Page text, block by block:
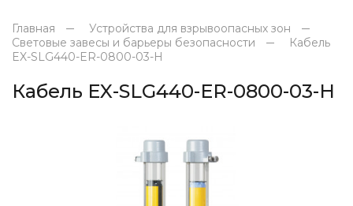
Главная
Устройства для взрывоопасных зон
Световые завесы и барьеры безопасности
Кабель
EX-SLG440-ER-0800-03-H
Кабель EX-SLG440-ER-0800-03-H